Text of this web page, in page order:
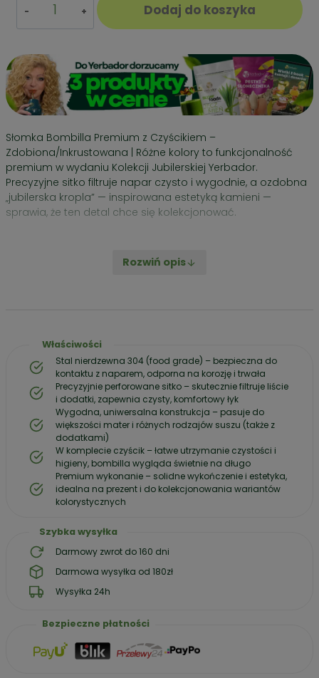
Zdobiona
Słomka
Premium
z
Czyścikiem
–
KOLEKCJA
JUBILERSKA
|
Różne
kolory
Dodaj do koszyka
Słomka Bombilla Premium z Czyścikiem –
Zdobiona/Inkrustowana | Różne kolory to funkcjonalność
premium w wydaniu Kolekcji Jubilerskiej Yerbador.
Precyzyjne sitko filtruje napar czysto i wygodnie, a ozdobna
„jubilerska kropla” — inspirowana estetyką kamieni —
sprawia, że ten detal chce się kolekcjonować.
Rozwiń opis
Właściwości
Stal nierdzewna 304 (food grade) – bezpieczna do
kontaktu z naparem, odporna na korozję i trwała
Precyzyjnie perforowane sitko – skutecznie filtruje liście
i dodatki, zapewnia czysty, komfortowy łyk
Wygodna, uniwersalna konstrukcja – pasuje do
większości mater i różnych rodzajów suszu (także z
dodatkami)
W komplecie czyścik – łatwe utrzymanie czystości i
higieny, bombilla wygląda świetnie na długo
Premium wykonanie – solidne wykończenie i estetyka,
idealna na prezent i do kolekcjonowania wariantów
kolorystycznych
Szybka wysyłka
Darmowy zwrot do 160 dni
Darmowa wysyłka od 180zł
Wysyłka 24h
Bezpieczne płatności